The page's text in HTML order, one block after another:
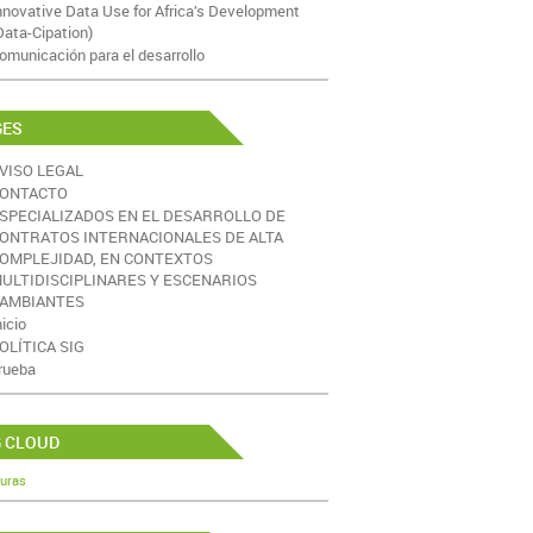
Data Use for Africa’s Development
Cipation)
para el desarrollo
LEGAL
EN EL DESARROLLO DE
INTERNACIONALES DE ALTA
EN CONTEXTOS
Y ESCENARIOS
SIG
CLOUD